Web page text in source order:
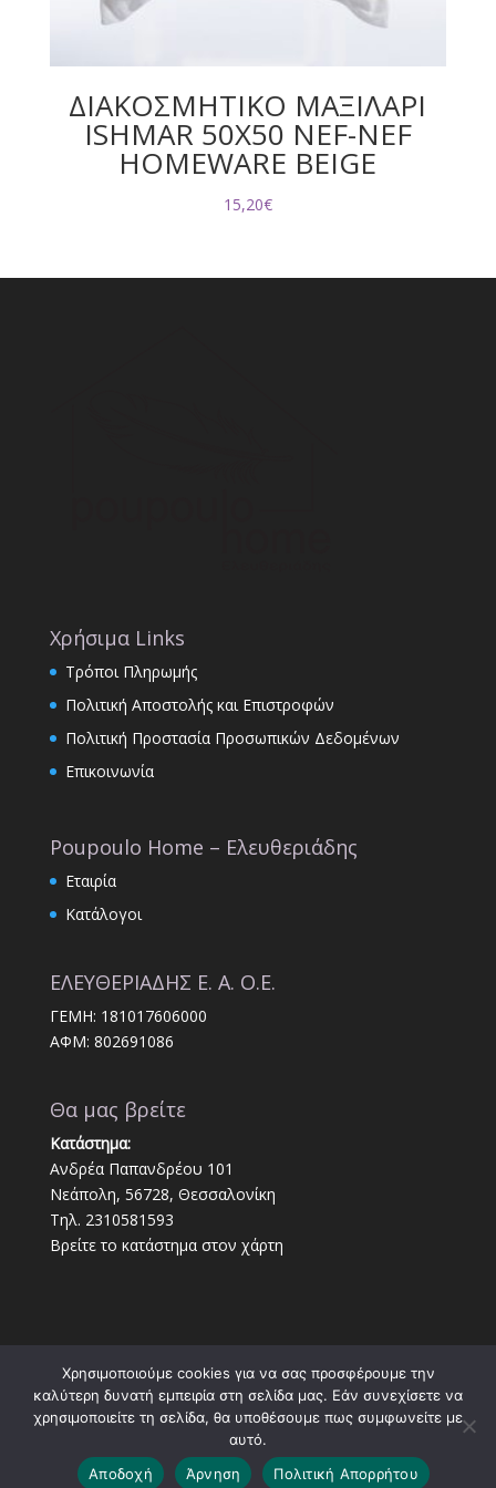
ΔΙΑΚΟΣΜΗΤΙΚΟ ΜΑΞΙΛΑΡΙ
ISHMAR 50X50 NEF-NEF
HOMEWARE BEIGE
15,20€
Χρήσιμα Links
Τρόποι Πληρωμής
Πολιτική Αποστολής και Επιστροφών
Πολιτική Προστασία Προσωπικών Δεδομένων
Επικοινωνία
Poupoulo Home – Ελευθεριάδης
Εταιρία
Κατάλογοι
ΕΛΕΥΘΕΡΙΑΔΗΣ Ε. Α. Ο.Ε.
ΓΕΜΗ: 181017606000
ΑΦΜ: 802691086
Θα μας βρείτε
Κατάστημα:
Ανδρέα Παπανδρέου 101
Νεάπολη, 56728, Θεσσαλονίκη
Τηλ. 2310581593
Βρείτε το κατάστημα στον χάρτη
Κατασκευή ιστοσελίδωνSocial Mind
Χρησιμοποιούμε cookies για να σας προσφέρουμε την
καλύτερη δυνατή εμπειρία στη σελίδα μας. Εάν συνεχίσετε να
χρησιμοποιείτε τη σελίδα, θα υποθέσουμε πως συμφωνείτε με
αυτό.
Αποδοχή
Άρνηση Πολιτική Απορρήτου